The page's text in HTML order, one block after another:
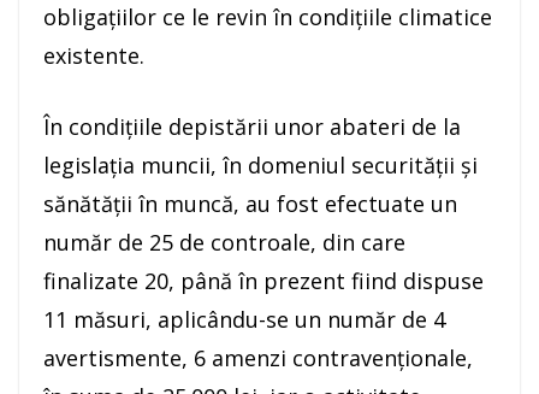
obligațiilor ce le revin în condițiile climatice
existente.
În condițiile depistării unor abateri de la
legislația muncii, în domeniul securității și
sănătății în muncă, au fost efectuate un
număr de 25 de controale, din care
finalizate 20, până în prezent fiind dispuse
11 măsuri, aplicându-se un număr de 4
avertismente, 6 amenzi contravenționale,